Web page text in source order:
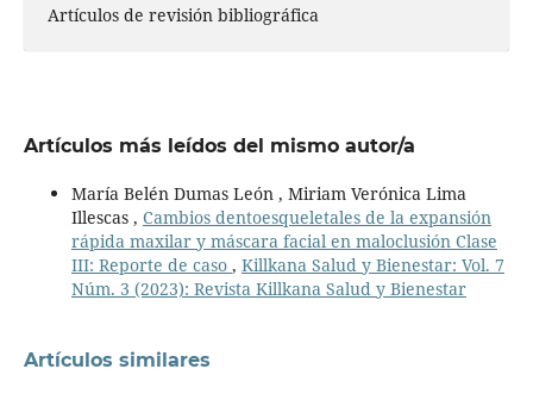
Artículos de revisión bibliográfica
Artículos más leídos del mismo autor/a
María Belén Dumas León , Miriam Verónica Lima
Illescas , Cambios dentoesqueletales de la expansión
rápida maxilar y máscara facial en maloclusión Clase
III: Reporte de caso , Killkana Salud y Bienestar: Vol. 7
Núm. 3 (2023): Revista Killkana Salud y Bienestar
Artículos similares